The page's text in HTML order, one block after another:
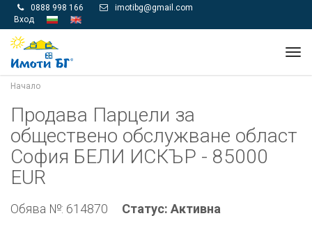
 0888 998 166 
imotibg@gmail.com
Вход
Начало
Продава Парцели за
обществено обслужване област
София БЕЛИ ИСКЪР - 85000
EUR
Обява №: 614870
Статус: Активна